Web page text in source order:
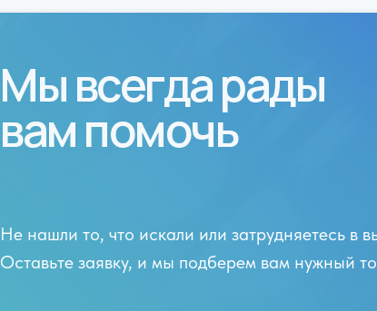
Не нашли то, что искали или затрудняетесь в
Оставьте заявку, и мы подберем вам нужный
Мы всегда рады
вам помочь